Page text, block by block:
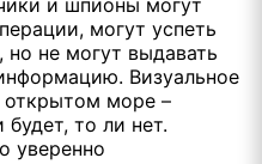
и шпионы могут
могут успеть
не могут выдавать
Визуальное
открытом море –
то ли нет.
уверенно